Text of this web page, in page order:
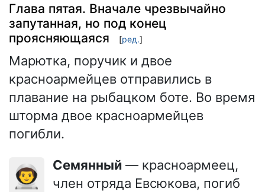
Глава пятая. Вначале чрезвычайно
запутанная, но под конец
проясняющаяся
[ред.]
Марютка, поручик и двое
красноармейцев отправились в
плавание на рыбацком боте. Во время
шторма двое красноармейцев
погибли.
👨‍🚀 Семянный — красноармеец,
член отряда Евсюкова, погиб